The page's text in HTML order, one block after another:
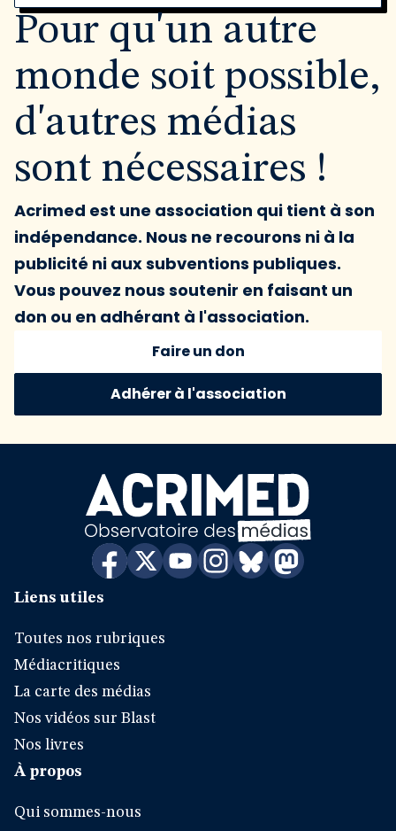
Pour qu'un autre
monde soit possible,
d'autres médias
sont nécessaires !
Acrimed est une association qui tient à son
indépendance. Nous ne recourons ni à la
publicité ni aux subventions publiques.
Vous pouvez nous soutenir en faisant un
don ou en adhérant à l'association.
Faire un don
Adhérer à l'association
Liens utiles
Toutes nos rubriques
Médiacritiques
La carte des médias
Nos vidéos sur Blast
Nos livres
À propos
Qui sommes-nous